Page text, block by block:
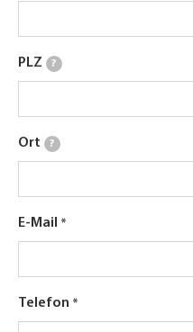
PLZ ?
Ort ?
E-Mail
Telefon